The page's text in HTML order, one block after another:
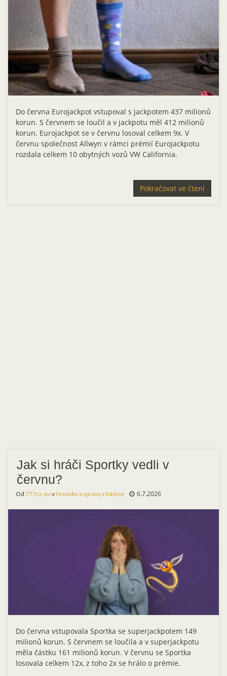
Do června Eurojackpot vstupoval s jackpotem 437 milionů
korun. S červnem se loučil a v jackpotu měl 412 milionů
korun. Eurojackpot se v červnu losoval celkem 9x. V
červnu společnost Allwyn v rámci prémií Eurojackpotu
rozdala celkem 10 obytných vozů VW California.
Pokračovat ve čtení
Jak si hráči Sportky vedli v
červnu?
Od 777cz.eu vNovinky a zprávy z loterie 6.7.2026
Do června vstupovala Sportka se superjackpotem 149
milionů korun. S červnem se loučila a v superjackpotu
měla částku 161 milionů korun. V červnu se Sportka
losovala celkem 12x, z toho 2x se hrálo o prémie.